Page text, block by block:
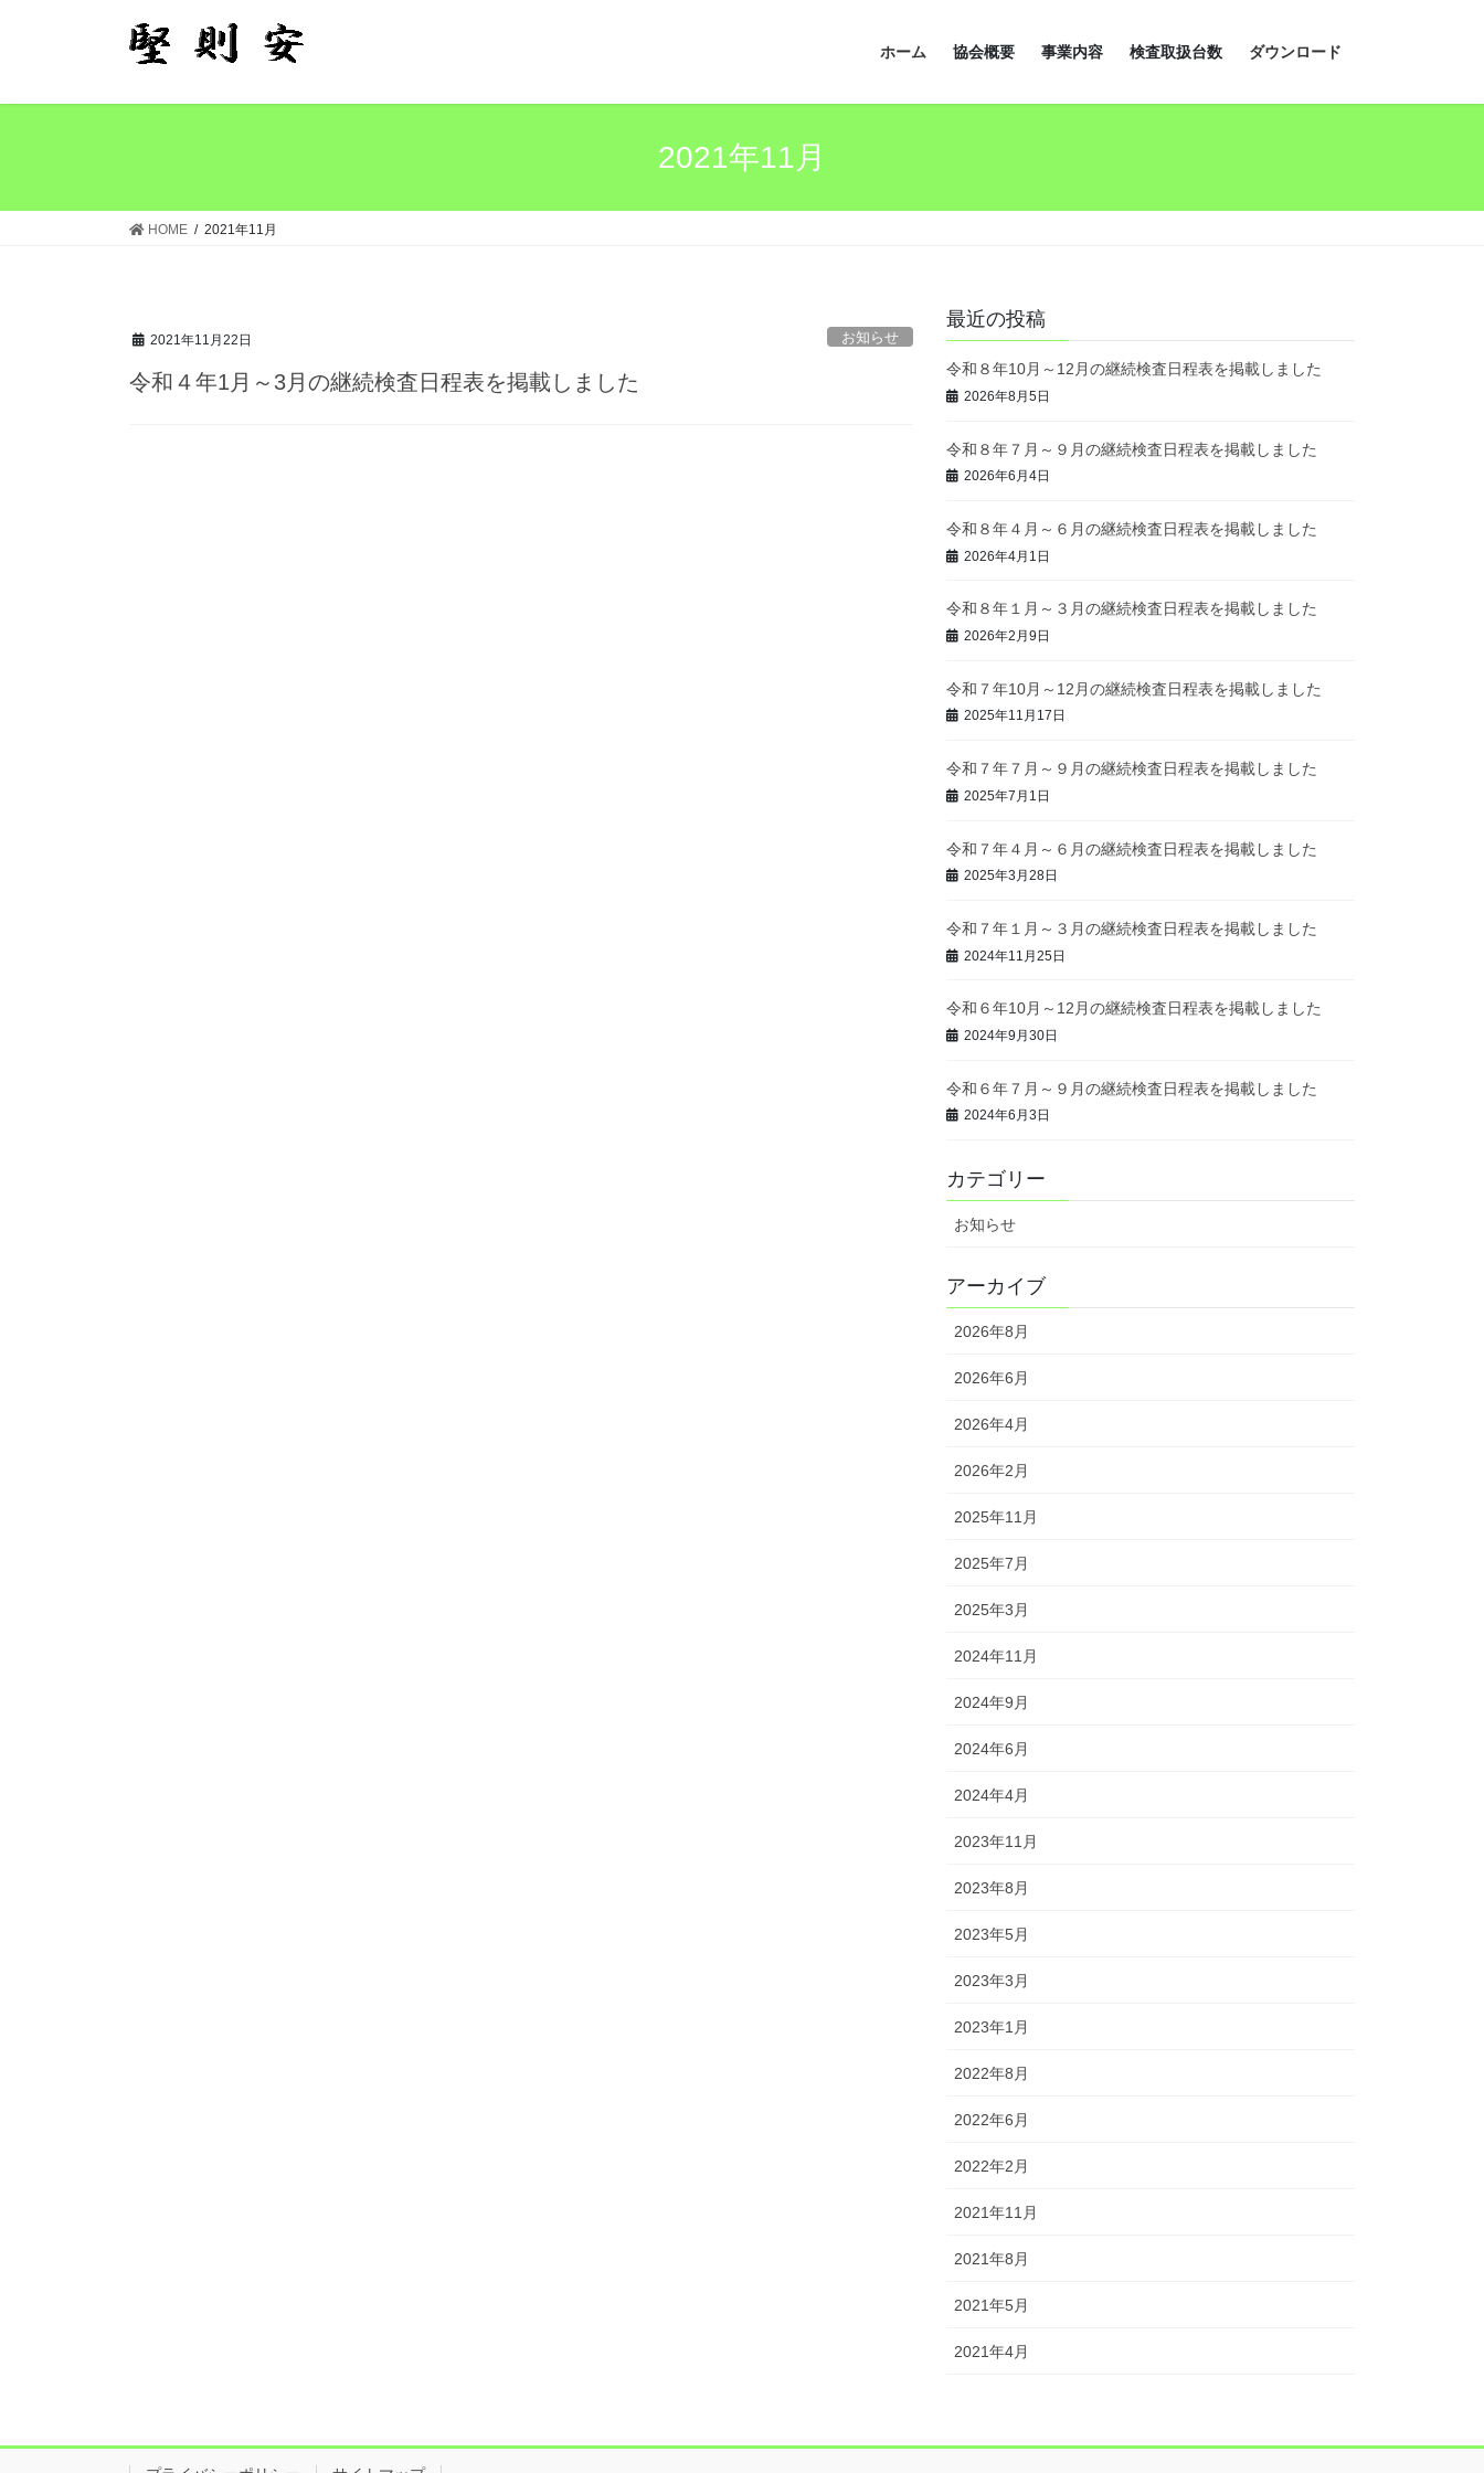
ホーム 協会概要 事業内容 検査取扱台数 ダウンロード
2021年11月
HOME 2021年11月
2021年11月22日 お知らせ
令和４年1月～3月の継続検査日程表を掲載しました
最近の投稿
令和８年10月～12月の継続検査日程表を掲載しました
2026年8月5日
令和８年７月～９月の継続検査日程表を掲載しました
2026年6月4日
令和８年４月～６月の継続検査日程表を掲載しました
2026年4月1日
令和８年１月～３月の継続検査日程表を掲載しました
2026年2月9日
令和７年10月～12月の継続検査日程表を掲載しました
2025年11月17日
令和７年７月～９月の継続検査日程表を掲載しました
2025年7月1日
令和７年４月～６月の継続検査日程表を掲載しました
2025年3月28日
令和７年１月～３月の継続検査日程表を掲載しました
2024年11月25日
令和６年10月～12月の継続検査日程表を掲載しました
2024年9月30日
令和６年７月～９月の継続検査日程表を掲載しました
2024年6月3日
カテゴリー
お知らせ
アーカイブ
2026年8月
2026年6月
2026年4月
2026年2月
2025年11月
2025年7月
2025年3月
2024年11月
2024年9月
2024年6月
2024年4月
2023年11月
2023年8月
2023年5月
2023年3月
2023年1月
2022年8月
2022年6月
2022年2月
2021年11月
2021年8月
2021年5月
2021年4月